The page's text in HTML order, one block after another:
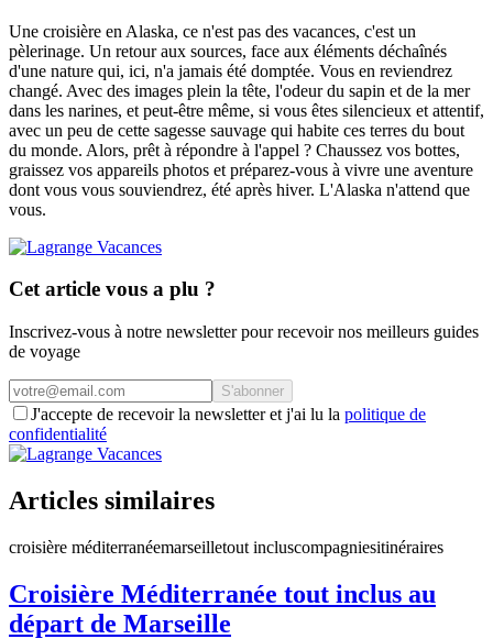
Une croisière en Alaska, ce n'est pas des vacances, c'est un
pèlerinage. Un retour aux sources, face aux éléments déchaînés
d'une nature qui, ici, n'a jamais été domptée. Vous en reviendrez
changé. Avec des images plein la tête, l'odeur du sapin et de la mer
dans les narines, et peut-être même, si vous êtes silencieux et attentif,
avec un peu de cette sagesse sauvage qui habite ces terres du bout
du monde. Alors, prêt à répondre à l'appel ? Chaussez vos bottes,
graissez vos appareils photos et préparez-vous à vivre une aventure
dont vous vous souviendrez, été après hiver. L'Alaska n'attend que
vous.
Cet article vous a plu ?
Inscrivez-vous à notre newsletter pour recevoir nos meilleurs guides
de voyage
S'abonner
J'accepte de recevoir la newsletter et j'ai lu la politique de
confidentialité
Articles similaires
croisière méditerranéemarseilletout incluscompagniesitinéraires
Croisière Méditerranée tout inclus au
départ de Marseille